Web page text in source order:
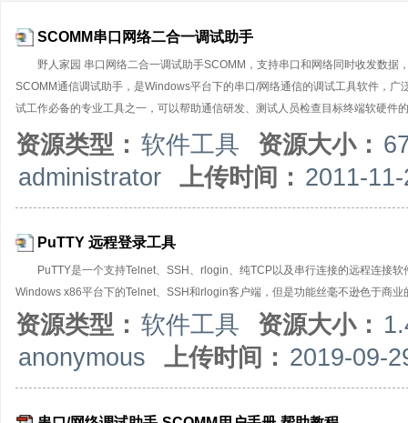
SCOMM串口网络二合一调试助手
野人家园 串口网络二合一调试助手SCOMM，支持串口和网络同时收发数
SCOMM通信调试助手，是Windows平台下的串口/网络通信的调试工具软件，
试工作必备的专业工具之一，可以帮助通信研发、测试人员检查目标终端软硬
SCOMM通信调试助手是绿色软件，无需安装，只有一个执行文件，适用于各
信调试助手（使用不同的通信端口）。典型应用场合：使用本通信调试软件对
可自由设置串口号、波特率、校验位、数据位和停止位等（支持自定义非标准
资源类型： 软件工具 资源大小：
administrator
上传时间： 2011-
PuTTY 远程登录工具
PuTTY是一个支持Telnet、SSH、rlogin、纯TCP以及串行连接的远程连接
Windows x86平台下的Telnet、SSH和rlogin客户端，但是功能丝毫不逊色于商业
资源类型： 软件工具 资源大小：
anonymous
上传时间： 2019-09-